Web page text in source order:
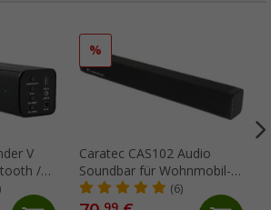
V
/
%
Caratec CAS102 Audio
Soundbar für Wohnmobil-
TV-Geräte / Smartphone
mit Klinkenstecker inklusive
(6)